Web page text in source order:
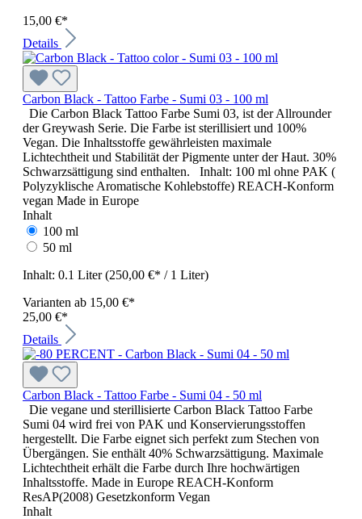
15,00 €*
Details
Carbon Black - Tattoo Farbe - Sumi 03 - 100 ml
Die Carbon Black Tattoo Farbe Sumi 03, ist der Allrounder
der Greywash Serie. Die Farbe ist sterillisiert und 100%
Vegan. Die Inhaltsstoffe gewährleisten maximale
Lichtechtheit und Stabilität der Pigmente unter der Haut. 30%
Schwarzsättigung sind enthalten. Inhalt: 100 ml ohne PAK (
Polyzyklische Aromatische Kohlebstoffe) REACH-Konform
vegan Made in Europe
Inhalt
100 ml
50 ml
Inhalt: 0.1 Liter(250,00 €* / 1 Liter)
Varianten ab 15,00 €*
25,00 €*
Details
Carbon Black - Tattoo Farbe - Sumi 04 - 50 ml
Die vegane und sterillisierte Carbon Black Tattoo Farbe
Sumi 04 wird frei von PAK und Konservierungsstoffen
hergestellt. Die Farbe eignet sich perfekt zum Stechen von
Übergängen. Sie enthält 40% Schwarzsättigung. Maximale
Lichtechtheit erhält die Farbe durch Ihre hochwärtigen
Inhaltsstoffe. Made in Europe REACH-Konform
ResAP(2008) Gesetzkonform Vegan
Inhalt